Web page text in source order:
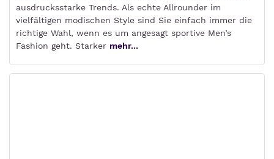
ausdrucksstarke Trends. Als echte Allrounder im
vielfältigen modischen Style sind Sie einfach immer die
richtige Wahl, wenn es um angesagt sportive Men’s
Fashion geht. Starker mehr...